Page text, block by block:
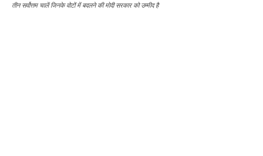
तीन सर्वोत्तम चालें जिनके वोटों में बदलने की मोदी सरकार को उम्मीद है